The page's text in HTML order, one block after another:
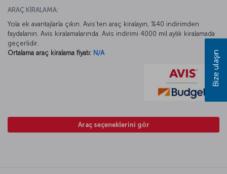
ARAÇ KİRALAMA:
Yola ek avantajlarla çıkın. Avis’ten araç kiralayın, %40 indirimden
faydalanın. Avis kiralamalarında. Avis indirimi 4000 mil aylık kiralamada
geçerlidir.
Ortalama araç kiralama fiyatı: N/A
Araç seçeneklerini gör
Bize ulaşın